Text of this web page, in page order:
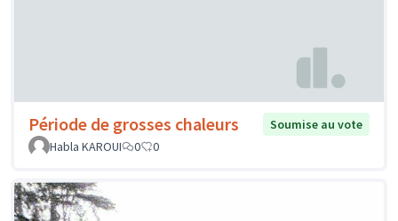
Période de grosses chaleurs
Soumise au vote
Habla KAROUI
0 0